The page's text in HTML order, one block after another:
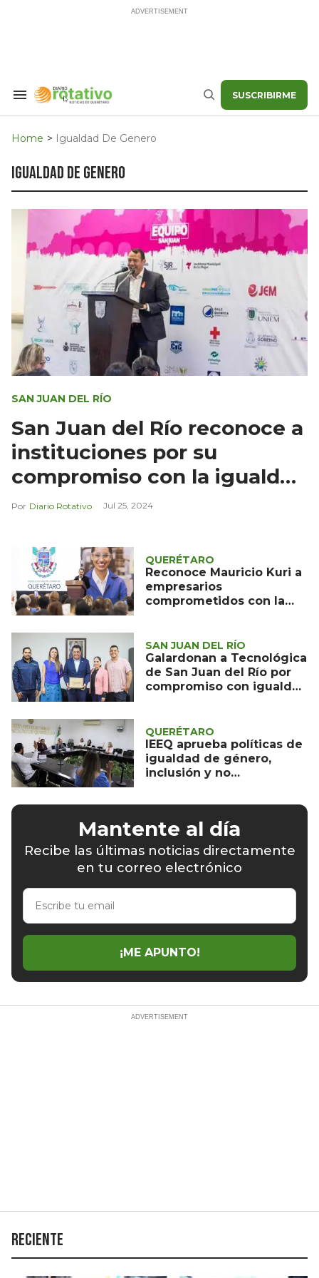
Search
Navigation
Buscar SUSCRIBIRME
Home > Igualdad De Genero
igualdad de genero
SAN JUAN DEL RÍO
San Juan del Río reconoce a
instituciones por su
compromiso con la igualdad
de género
Diario Rotativo Jul 25, 2024
QUERÉTARO
Reconoce Mauricio Kuri a
empresarios
comprometidos con la
SAN JUAN DEL RÍO
Galardonan a Tecnológica
de San Juan del Río por
compromiso con igualdad
QUERÉTARO
IEEQ aprueba políticas de
igualdad de género,
inclusión y no
Mantente al día
Recibe las últimas noticias directamente
en tu correo electrónico
Escribe
email
¡ME APUNTO!
Reciente